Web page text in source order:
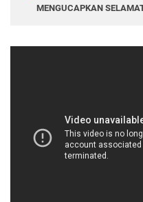
MENGUCAPKAN